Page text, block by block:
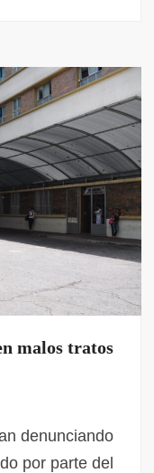
malos tratos
denunciando
por parte del